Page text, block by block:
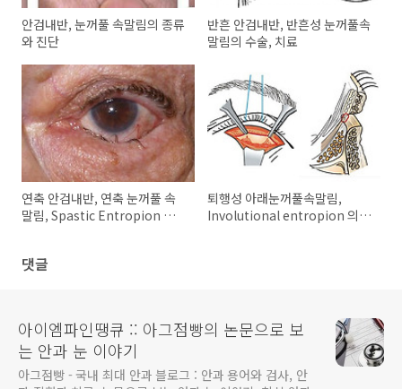
안검내반, 눈꺼풀 속말림의 종류
와 진단
반흔 안검내반, 반흔성 눈꺼풀속
말림의 수술, 치료
연축 안검내반, 연축 눈꺼풀 속
말림, Spastic Entropion 의
퇴행성 아래눈꺼풀속말림,
Involutional entropion 의
댓글
아이엠파인땡큐 :: 아그점빵의 논문으로 보
는 안과 눈 이야기
아그점빵 - 국내 최대 안과 블로그 : 안과 용어와 검사, 안